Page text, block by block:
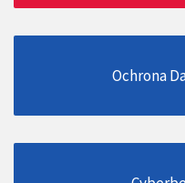
Ochrona